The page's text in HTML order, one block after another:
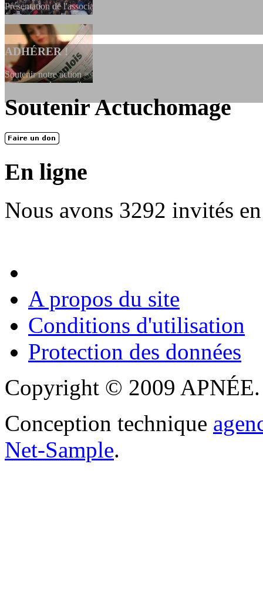
Présentation de l'association et de sa charte qui encadre nos actions
ADHÉRER !
Soutenir notre action ==> Si vous souhaitez adhérer à
dessous, en le remplissant et en...
En 2004, une dizaine de personnes contribuèrent au lancement de
Soutenir Actuchomage
En ligne
Nous avons 3292 invités
A propos du site
Conditions d'utilisation
Protection des données
Copyright © 2009 APNÉE.
Conception technique
Net-Sample.